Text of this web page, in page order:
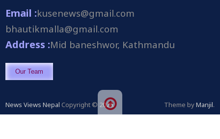
Email :kusenews@gmail.com
bhautikmalla@gmail.com
Address :Mid baneshwor, Kathmandu
Our Team
News Views Nepal Copyright © 2026. Theme byManjil.